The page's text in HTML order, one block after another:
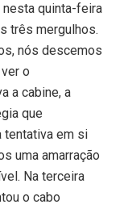
quinta-feira
três mergulhos.
nós descemos
o
a cabine, a
que
tentativa em si
uma amarração
Na terceira
o cabo